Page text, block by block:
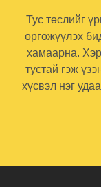
Тус төслийг
өргөжүүлэх
хамаарна.
тустай гэж
хүсвэл нэг